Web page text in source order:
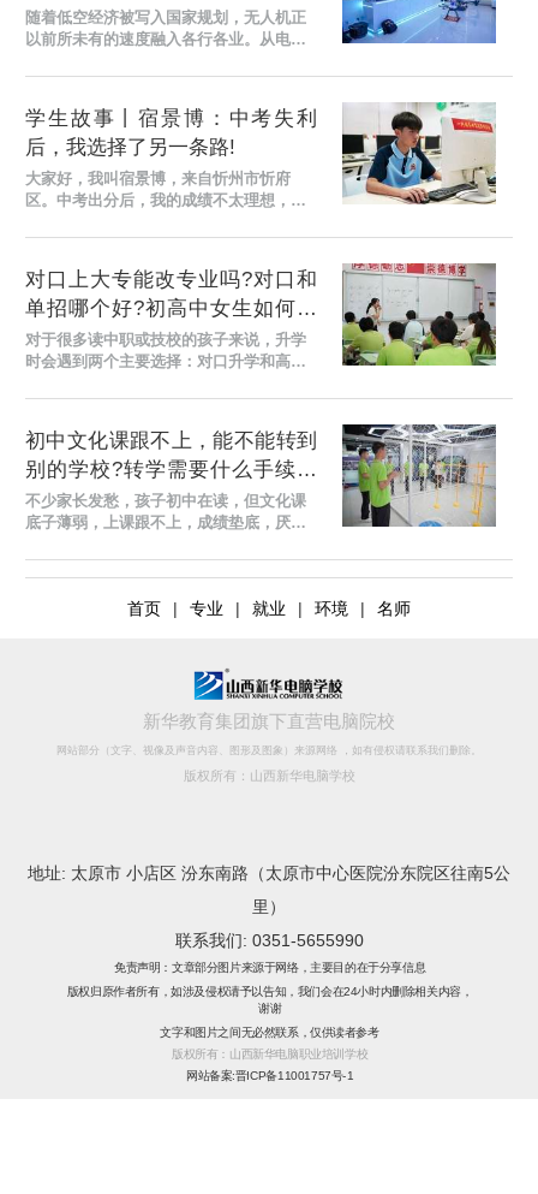
随着低空经济被写入国家规划，无人机正
以前所未有的速度融入各行各业。从电力
无人机操控员(飞手)已成为当下的香饽饽。
面对这一时代...
学生故事丨宿景博：中考失利
后，我选择了另一条路!
大家好，我叫宿景博，来自忻州市忻府
区。中考出分后，我的成绩不太理想，加
商量着去学一门技术，以后靠技能安身立
命。 其实，初中时...
对口上大专能改专业吗?对口和
单招哪个好?初高中女生如何择
校?
对于很多读中职或技校的孩子来说，升学
时会遇到两个主要选择：对口升学和高职
能不能换专业?单招和对口到底哪个更好?
今天小编就把这两...
初中文化课跟不上，能不能转到
别的学校?转学需要什么手续和
条件?
不少家长发愁，孩子初中在读，但文化课
底子薄弱，上课跟不上，成绩垫底，厌学
道能不能转。其实，很多人不清楚，初中
首页 | 专业 | 就业 | 环境 | 名师
新华教育集团旗下直营电脑院校
网站部分（文字、视像及声音内容、图形及图象）来源网络 ，如有侵权请联系我们删除。
版权所有：山西新华电脑学校
地址: 太原市 小店区 汾东南路（太原市中心医院汾东院区往南5公
里）
联系我们: 0351-5655990
免责声明：文章部分图片来源于网络，主要目的在于分享信息
版权归原作者所有，如涉及侵权请予以告知，我们会在24小时内删除相关内容，
谢谢
文字和图片之间无必然联系，仅供读者参考
版权所有：山西新华电脑职业培训学校
网站备案:晋ICP备11001757号-1